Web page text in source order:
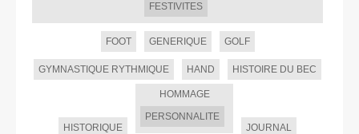
FESTIVITES
FOOT GENERIQUE GOLF
GYMNASTIQUE RYTHMIQUE HAND HISTOIRE DU BEC
HISTORIQUE
HOMMAGE
PERSONNALITE
JOURNAL